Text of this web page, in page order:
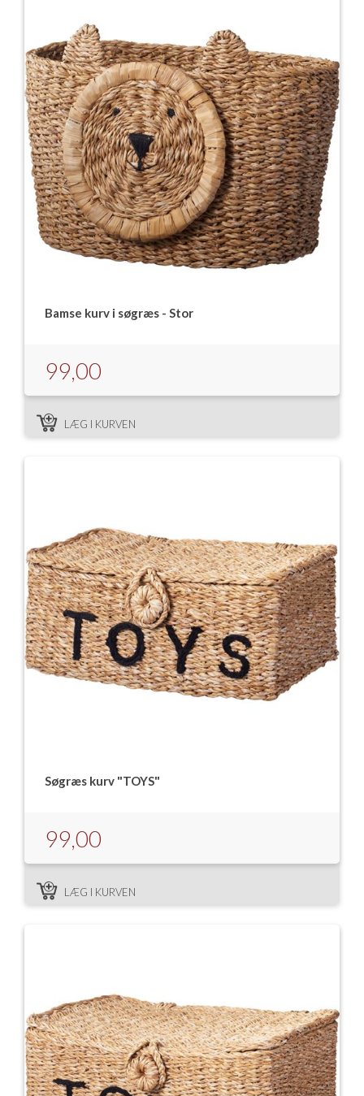
Bamse kurv i søgræs - Stor
99,00
LÆG I KURVEN
Søgræs kurv "TOYS"
99,00
LÆG I KURVEN